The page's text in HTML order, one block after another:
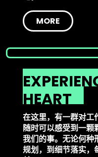
MORE
HEART
在这里，有一群对工
随时可以感受到一颗
我们的事。无论何种
规划，到细节落实，